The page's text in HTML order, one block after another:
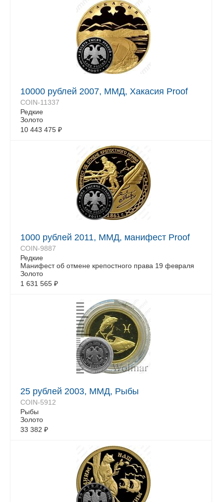
10000 рублей 2007, ММД, Хакасия Proof
COIN-11337
Редкие
Золото
10 443 475 ₽
1000 рублей 2011, ММД, манифест Proof
COIN-9887
Редкие
Манифест об отмене крепостного права 19 февраля
Золото
1 631 565 ₽
25 рублей 2003, ММД, Рыбы
COIN-5912
Рыбы
Золото
33 382 ₽